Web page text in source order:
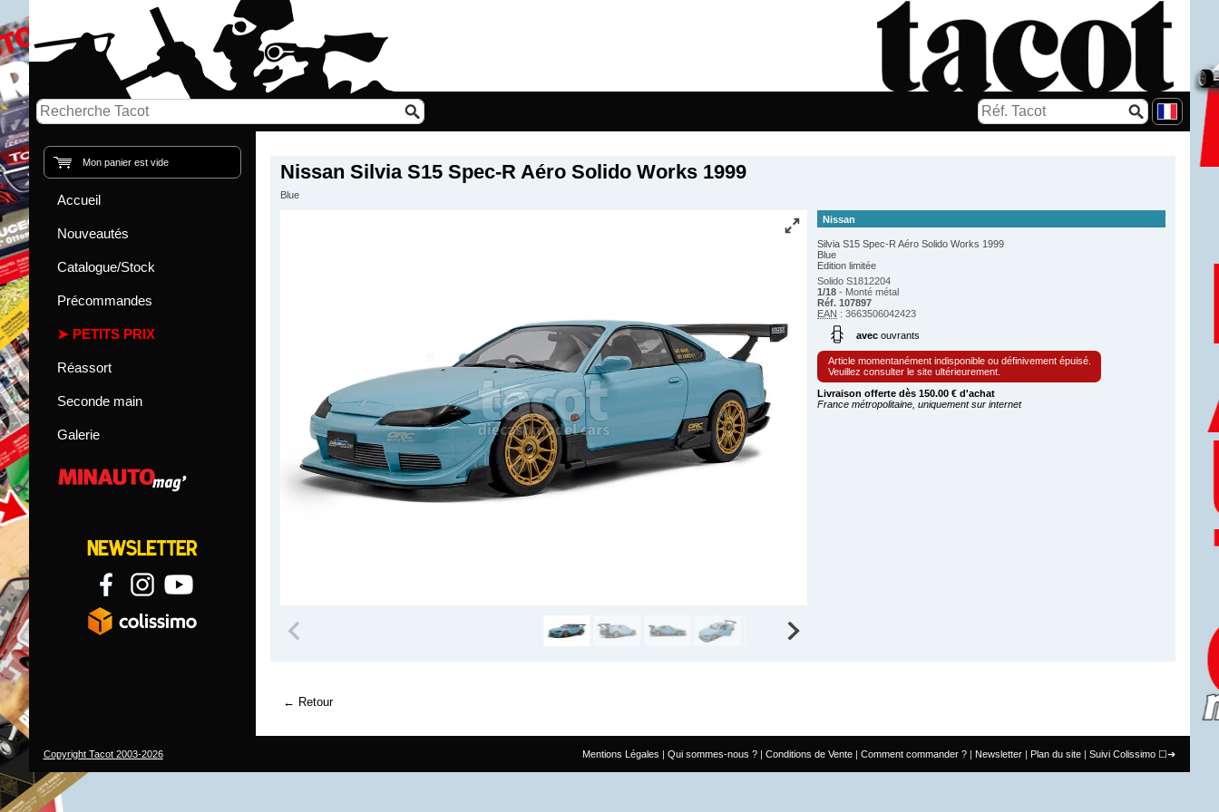
Nissan Silvia S15 Spec-R Aéro Solido Works 1999
Blue
Nissan
Silvia S15 Spec-R Aéro Solido Works 1999
Blue
Edition limitée
Solido S1812204
1/18 - Monté métal
Réf. 107897
EAN : 3663506042423
avecouvrants
Article momentanément indisponible ou définivement épuisé.
Veuillez consulter le site ultérieurement.
Livraison offerte dès 150.00 € d'achat
France métropolitaine, uniquement sur internet
Retour
Mon panier est vide
Accueil
Nouveautés
Catalogue/Stock
Précommandes
PETITS PRIX
Réassort
Seconde main
Galerie
Mentions Légales Qui sommes-nous ? Conditions de Vente Comment commander ? Newsletter Plan du site Suivi Colissimo
Copyright Tacot 2003-2026